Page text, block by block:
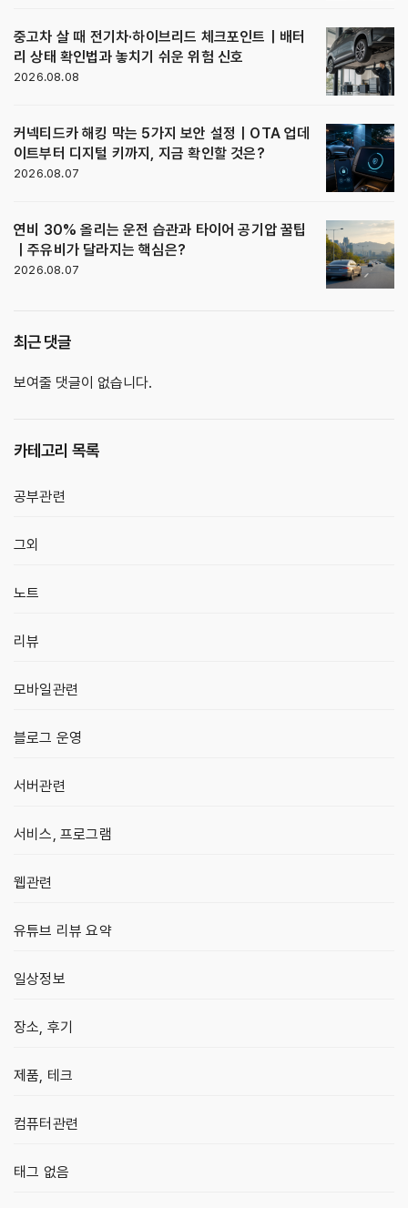
중고차 살 때 전기차·하이브리드 체크포인트｜배터
리 상태 확인법과 놓치기 쉬운 위험 신호
2026.08.08
커넥티드카 해킹 막는 5가지 보안 설정｜OTA 업데
이트부터 디지털 키까지, 지금 확인할 것은?
2026.08.07
연비 30% 올리는 운전 습관과 타이어 공기압 꿀팁
｜주유비가 달라지는 핵심은?
2026.08.07
최근 댓글
보여줄 댓글이 없습니다.
카테고리 목록
공부관련
그외
노트
리뷰
모바일관련
블로그 운영
서버관련
서비스, 프로그램
웹관련
유튜브 리뷰 요약
일상정보
장소, 후기
제품, 테크
컴퓨터관련
태그 없음